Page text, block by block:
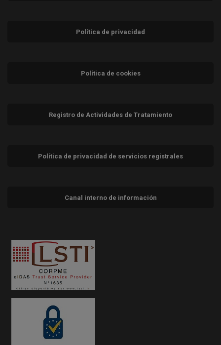
Política de privacidad
Política de cookies
Registro de Actividades de Tratamiento
Política de privacidad de servicios registrales
Canal interno de información